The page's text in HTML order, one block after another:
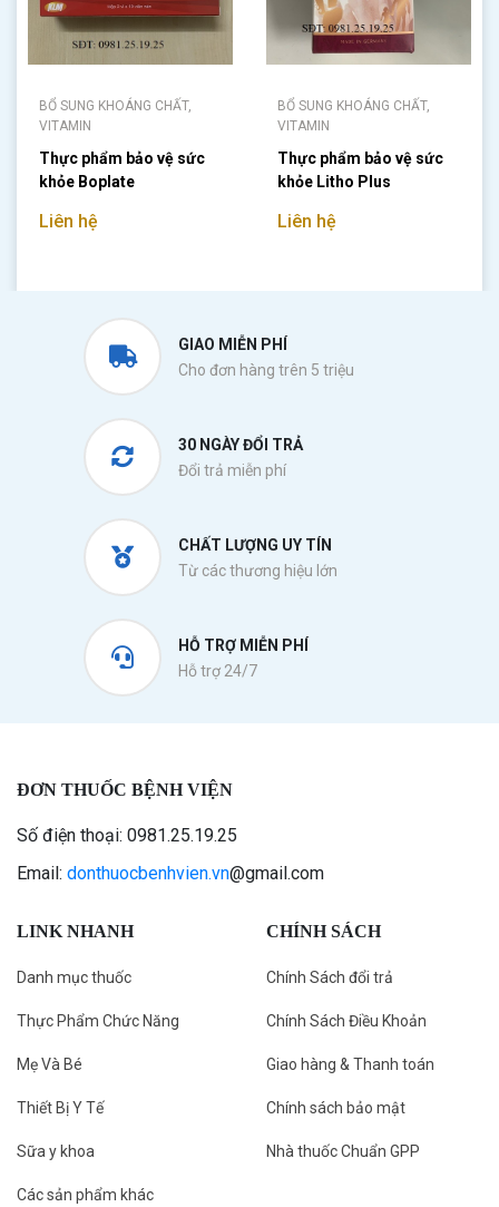
BỔ SUNG KHOÁNG CHẤT,
VITAMIN
Thực phẩm bảo vệ sức
khỏe Boplate
Liên hệ
BỔ SUNG KHOÁNG CHẤT,
VITAMIN
Thực phẩm bảo vệ sức
khỏe Litho Plus
Liên hệ
GIAO MIỄN PHÍ
Cho đơn hàng trên 5 triệu
30 NGÀY ĐỔI TRẢ
Đổi trả miễn phí
CHẤT LƯỢNG UY TÍN
Từ các thương hiệu lớn
HỖ TRỢ MIỄN PHÍ
Hỗ trợ 24/7
ĐƠN THUỐC BỆNH VIỆN
Số điện thoại: 0981.25.19.25
Email: donthuocbenhvien.vn@gmail.com
LINK NHANH
Danh mục thuốc
Thực Phẩm Chức Năng
Mẹ Và Bé
Thiết Bị Y Tế
Sữa y khoa
Các sản phẩm khác
CHÍNH SÁCH
Chính Sách đổi trả
Chính Sách Điều Khoản
Giao hàng & Thanh toán
Chính sách bảo mật
Nhà thuốc Chuẩn GPP